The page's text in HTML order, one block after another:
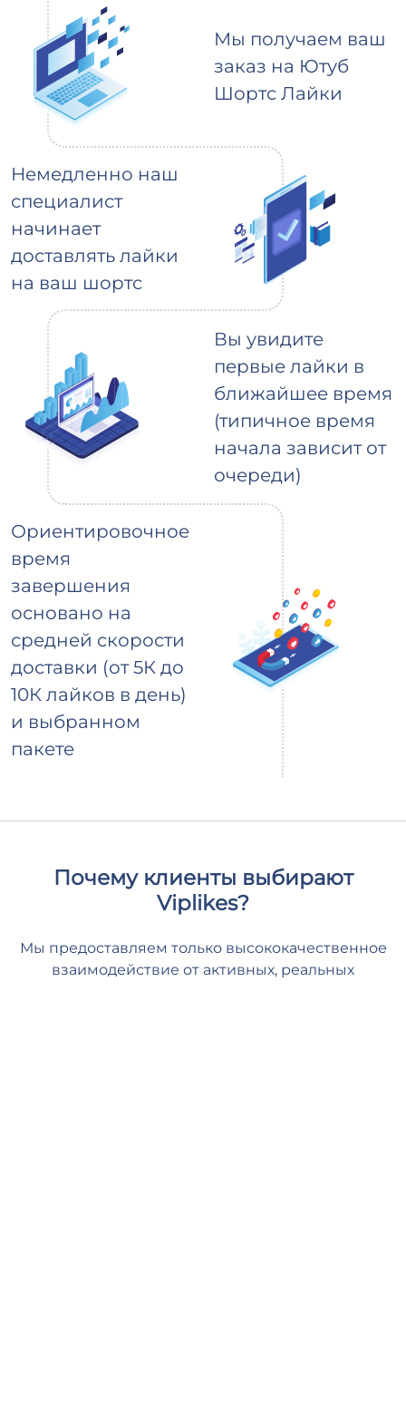
Мы получаем ваш
заказ на Ютуб
Шортс Лайки
Немедленно наш
специалист
начинает
доставлять лайки
на ваш шортс
Вы увидите
первые лайки в
ближайшее время
(типичное время
начала зависит от
очереди)
Ориентировочное
время
завершения
основано на
средней скорости
доставки (от 5К до
10К лайков в день)
и выбранном
пакете
Почему клиенты выбирают
Viplikes?
Мы предоставляем только высококачественное
взаимодействие от активных, реальных